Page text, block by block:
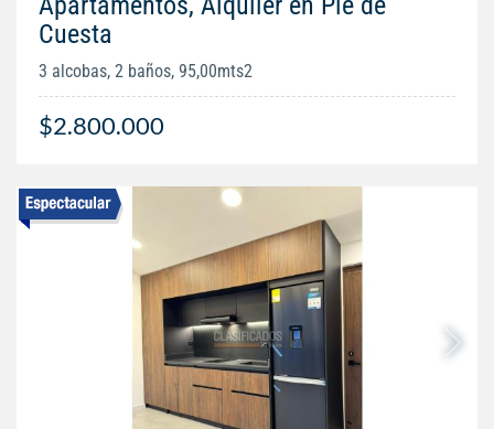
Cuesta
3 alcobas, 2 baños, 95,00mts2
$2.800.000